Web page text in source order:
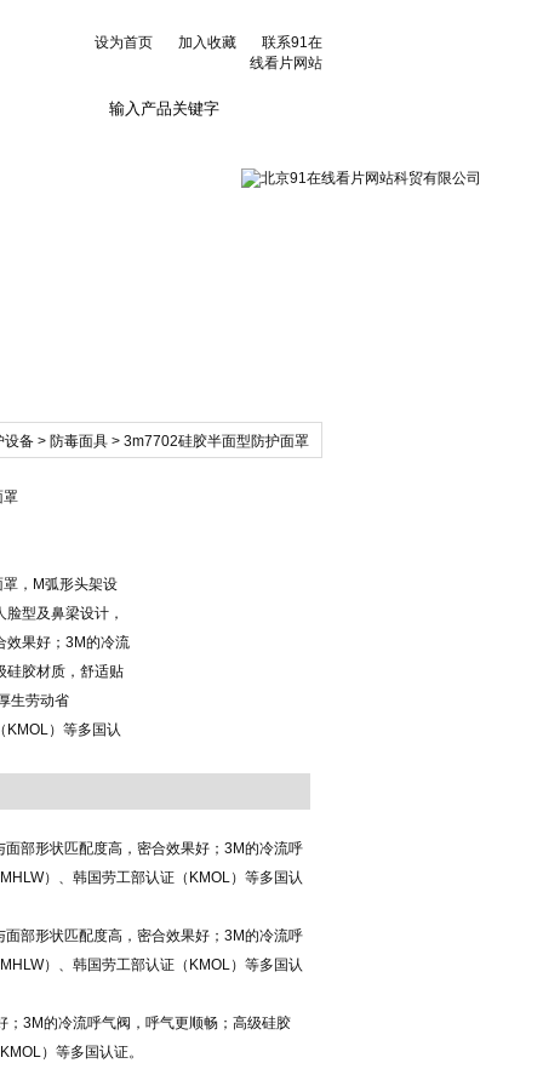
设为首页
加入收藏
联系91在
线看片网站
设备 > 防毒面具 > 3m7702硅胶半面型防护面罩
罩
，M弧形头架设
型及鼻梁设计，
效果好；3M的冷流
硅胶材质，舒适贴
生劳动省
KMOL）等多国认
部形状匹配度高，密合效果好；3M的冷流呼
）、韩国劳工部认证（KMOL）等多国认
部形状匹配度高，密合效果好；3M的冷流呼
）、韩国劳工部认证（KMOL）等多国认
；3M的冷流呼气阀，呼气更顺畅；高级硅胶
劳工部认证（KMOL）等多国认证。